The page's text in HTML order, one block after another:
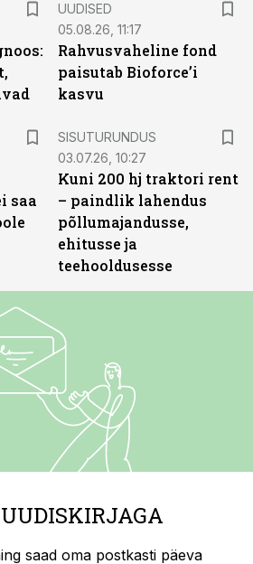
UUDISED
05.08.26, 11:17
Rahvusvaheline fond
paisutab Bioforce’i
kasvu
saa
SISUTURUNDUS
03.07.26, 10:27
Kuni 200 hj traktori rent
– paindlik lahendus
põllumajandusse,
ehitusse ja
teehooldusesse
saad oma postkasti päeva